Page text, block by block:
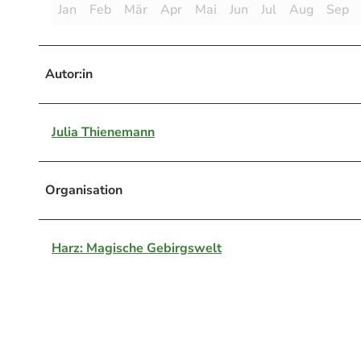
Jan Feb Mär Apr Mai Jun Jul Aug Sep
Autor:in
Julia Thienemann
Organisation
Harz: Magische Gebirgswelt